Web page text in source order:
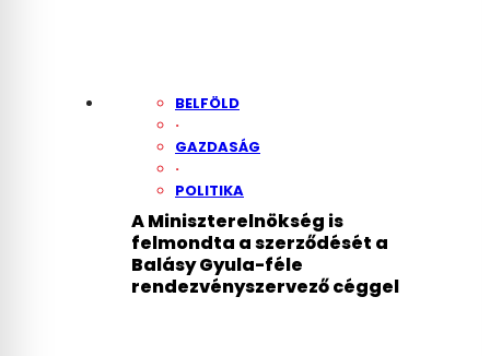
BELFÖLD
·
GAZDASÁG
·
POLITIKA
A Miniszterelnökség is
felmondta a szerződését a
Balásy Gyula-féle
rendezvényszervező céggel